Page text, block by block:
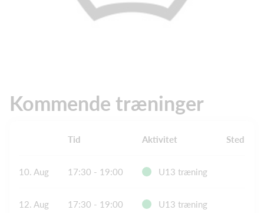
Kommende træninger
Tid Aktivitet Sted
10. Aug 17:30 - 19:00 U13 træning
12. Aug 17:30 - 19:00 U13 træning